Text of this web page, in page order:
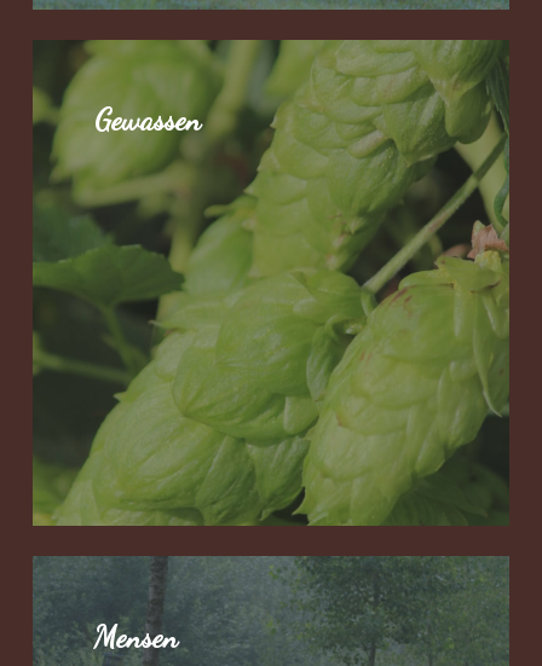
Gewassen
Mensen